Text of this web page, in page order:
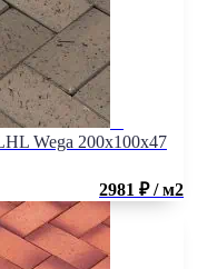
Wega 200x100x47
2981 ₽ / м2